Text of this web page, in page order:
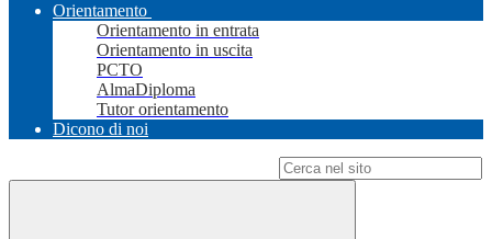
Orientamento
Orientamento in entrata
Orientamento in uscita
PCTO
AlmaDiploma
Tutor orientamento
Dicono di noi